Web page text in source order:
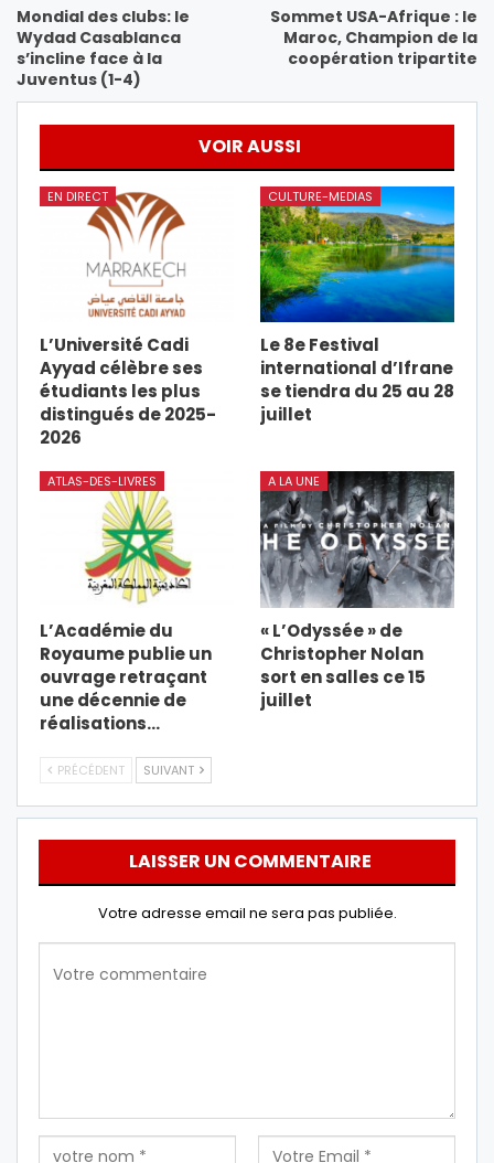
Mondial des clubs: le
Wydad Casablanca
s’incline face à la
Juventus (1-4)
Sommet USA-Afrique : le
Maroc, Champion de la
coopération tripartite
VOIR AUSSI
EN DIRECT
L’Université Cadi
Ayyad célèbre ses
étudiants les plus
distingués de 2025-
2026
CULTURE-MEDIAS
Le 8e Festival
international d’Ifrane
se tiendra du 25 au 28
juillet
ATLAS-DES-LIVRES
L’Académie du
Royaume publie un
ouvrage retraçant
une décennie de
réalisations…
A LA UNE
« L’Odyssée » de
Christopher Nolan
sort en salles ce 15
juillet
PRÉCÉDENT SUIVANT
LAISSER UN COMMENTAIRE
Votre adresse email ne sera pas publiée.